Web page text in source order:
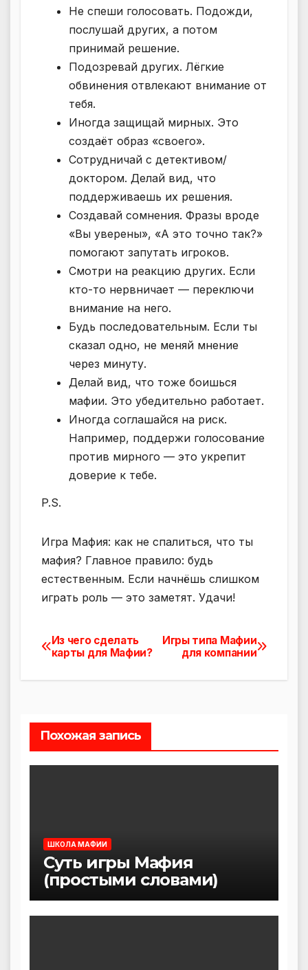
Не спеши голосовать. Подожди,
послушай других, а потом
принимай решение.
Подозревай других. Лёгкие
обвинения отвлекают внимание от
тебя.
Иногда защищай мирных. Это
создаёт образ «своего».
Сотрудничай с детективом/
доктором. Делай вид, что
поддерживаешь их решения.
Создавай сомнения. Фразы вроде
«Вы уверены», «А это точно так?»
помогают запутать игроков.
Смотри на реакцию других. Если
кто-то нервничает — переключи
внимание на него.
Будь последовательным. Если ты
сказал одно, не меняй мнение
через минуту.
Делай вид, что тоже боишься
мафии. Это убедительно работает.
Иногда соглашайся на риск.
Например, поддержи голосование
против мирного — это укрепит
доверие к тебе.
P.S.
Игра Мафия: как не спалиться, что ты
мафия? Главное правило: будь
естественным. Если начнёшь слишком
играть роль — это заметят. Удачи!
Навигация
по
Игры типа Мафии
для компании
Из чего сделать
карты для Мафии?
Похожая запись
ШКОЛА МАФИИ
Суть игры Мафия
(простыми словами)